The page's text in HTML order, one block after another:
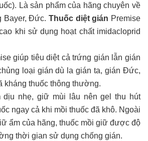
Là sản phẩm của hãng chuyên về
Bayer, Đức. Thuốc diệt gián Premise
khi sử dụng hoạt chất imidacloprid
giúp tiêu diệt cả trứng gián lẫn gián
loại gián dù la gián ta, gián Đức,
kháng thuốc thông thường.
nhẹ, giữ mùi lâu nên gel thu hút
ngay cả khi mồi thuốc đã khô. Ngoài
ẩm của hãng, thuốc mồi giữ được độ
thời gian sử dụng chống gián.